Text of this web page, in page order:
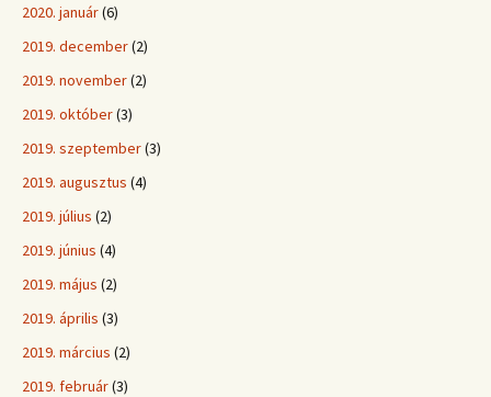
2020. január(6)
2019. december(2)
2019. november(2)
2019. október(3)
2019. szeptember(3)
2019. augusztus (4)
2019. július (2)
2019. június (4)
2019. május (2)
2019. április (3)
2019. március (2)
2019. február(3)